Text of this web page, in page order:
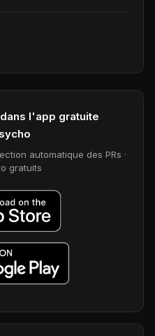
l'app gratuite
automatique des PRs ·
gratuits